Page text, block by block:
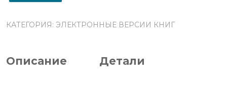
КАТЕГОРИЯ: ЭЛЕКТРОННЫЕ ВЕРСИИ КНИГ
Описание Детали